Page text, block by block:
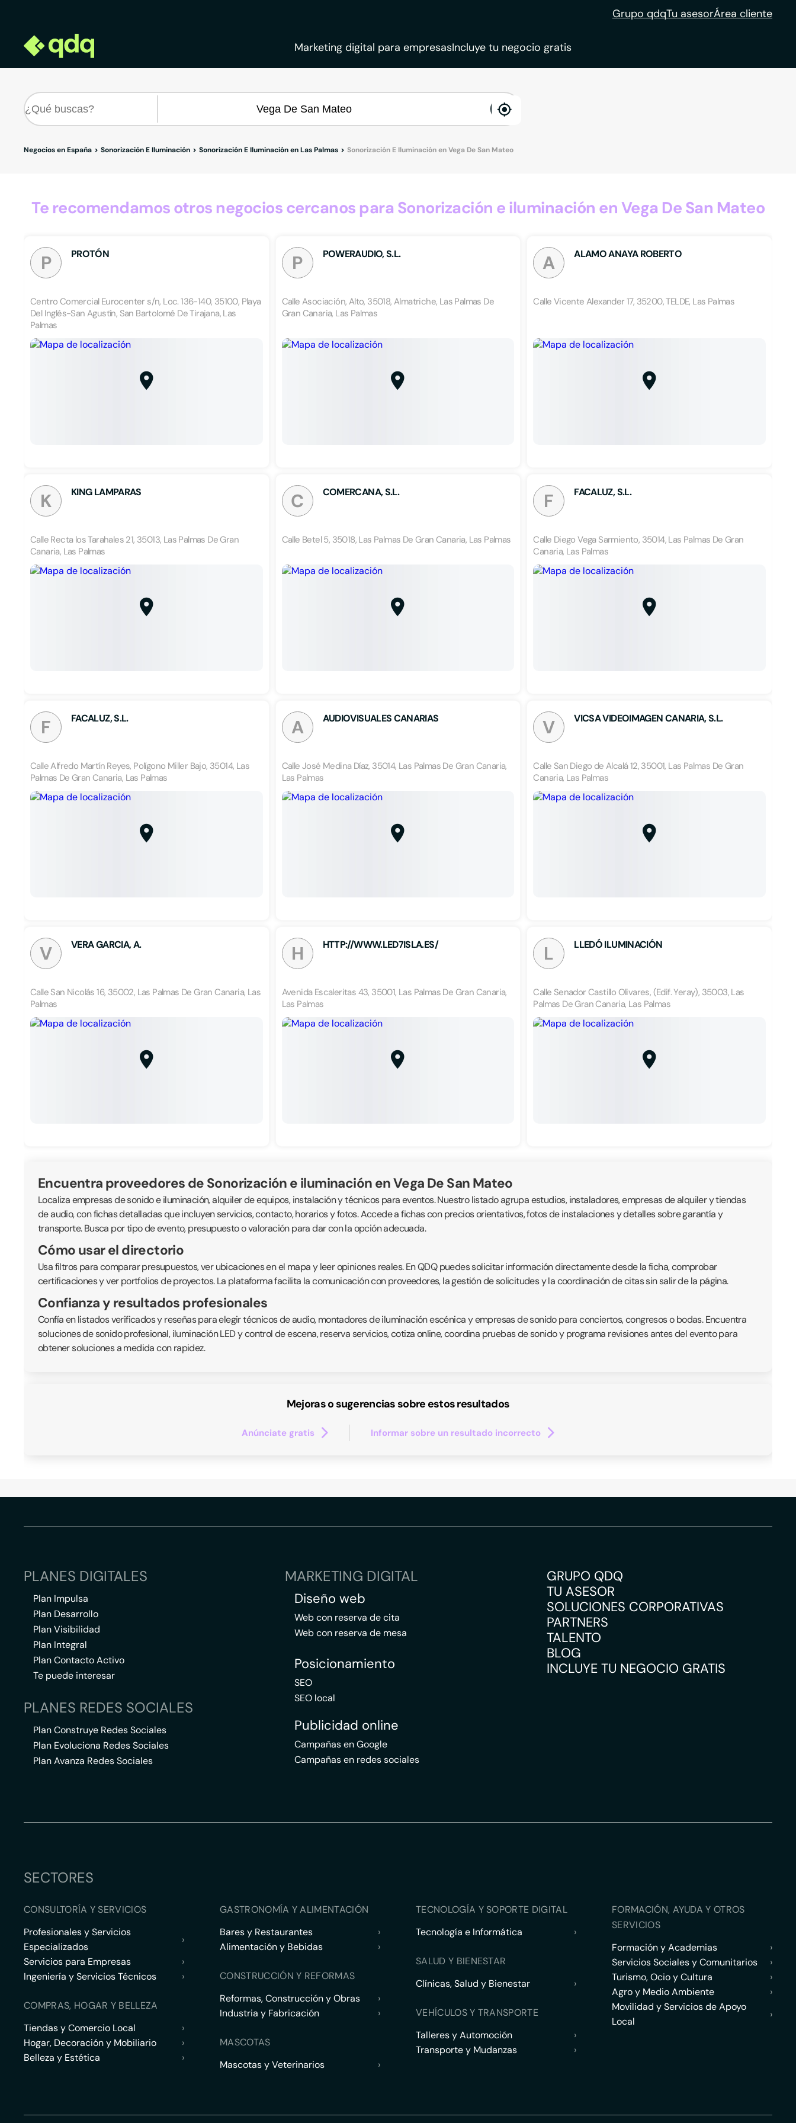
Grupo qdqTu asesorÁrea cliente
Marketing digital para empresasIncluye tu negocio gratis
enable
Negocios en España Sonorización E Iluminación Sonorización E Iluminación en Las Palmas Sonorización E Iluminación en Vega De San Mateo
Te recomendamos otros negocios cercanos para Sonorización e iluminación en Vega De San Mateo
P PROTÓN
Centro Comercial Eurocenter s/n, Loc. 136-140, 35100, Playa
Del Inglés-San Agustín, San Bartolomé De Tirajana, Las
Palmas
P POWERAUDIO, S.L.
Calle Asociación, Alto, 35018, Almatriche, Las Palmas De
Gran Canaria, Las Palmas
A ALAMO ANAYA ROBERTO
Calle Vicente Alexander 17, 35200, TELDE, Las Palmas
K KING LAMPARAS
Calle Recta los Tarahales 21, 35013, Las Palmas De Gran
Canaria, Las Palmas
C COMERCANA, S.L.
Calle Betel 5, 35018, Las Palmas De Gran Canaria, Las Palmas
F FACALUZ, S.L.
Calle Diego Vega Sarmiento, 35014, Las Palmas De Gran
Canaria, Las Palmas
F FACALUZ, S.L.
Calle Alfredo Martín Reyes, Polígono Miller Bajo, 35014, Las
Palmas De Gran Canaria, Las Palmas
A AUDIOVISUALES CANARIAS
Calle José Medina Díaz, 35014, Las Palmas De Gran Canaria,
Las Palmas
V VICSA VIDEOIMAGEN CANARIA, S.L.
Calle San Diego de Alcalá 12, 35001, Las Palmas De Gran
Canaria, Las Palmas
V VERA GARCIA, A.
Calle San Nicolás 16, 35002, Las Palmas De Gran Canaria, Las
Palmas
H HTTP://WWW.LED7ISLA.ES/
Avenida Escaleritas 43, 35001, Las Palmas De Gran Canaria,
Las Palmas
L LLEDÓ ILUMINACIÓN
Calle Senador Castillo Olivares, (Edif. Yeray), 35003, Las
Palmas De Gran Canaria, Las Palmas
Encuentra proveedores de Sonorización e iluminación en Vega De San Mateo
Localiza empresas de sonido e iluminación, alquiler de equipos, instalación y técnicos para eventos. Nuestro listado agrupa estudios, instaladores, empresas de alquiler y tiendas
de audio, con fichas detalladas que incluyen servicios, contacto, horarios y fotos. Accede a fichas con precios orientativos, fotos de instalaciones y detalles sobre garantía y
transporte. Busca por tipo de evento, presupuesto o valoración para dar con la opción adecuada.
Cómo usar el directorio
Usa filtros para comparar presupuestos, ver ubicaciones en el mapa y leer opiniones reales. En QDQ puedes solicitar información directamente desde la ficha, comprobar
certificaciones y ver portfolios de proyectos. La plataforma facilita la comunicación con proveedores, la gestión de solicitudes y la coordinación de citas sin salir de la página.
Confianza y resultados profesionales
Confía en listados verificados y reseñas para elegir técnicos de audio, montadores de iluminación escénica y empresas de sonido para conciertos, congresos o bodas. Encuentra
soluciones de sonido profesional, iluminación LED y control de escena, reserva servicios, cotiza online, coordina pruebas de sonido y programa revisiones antes del evento para
obtener soluciones a medida con rapidez.
Mejoras o sugerencias sobre estos resultados
Anúnciate gratis Informar sobre un resultado incorrecto
PLANES DIGITALES
Plan Impulsa
Plan Desarrollo
Plan Visibilidad
Plan Integral
Plan Contacto Activo
Te puede interesar
PLANES REDES SOCIALES
Plan Construye Redes Sociales
Plan Evoluciona Redes Sociales
Plan Avanza Redes Sociales
MARKETING DIGITAL
Diseño web
Web con reserva de cita
Web con reserva de mesa
Posicionamiento
SEO
SEO local
Publicidad online
Campañas en Google
Campañas en redes sociales
GRUPO QDQ
TU ASESOR
SOLUCIONES CORPORATIVAS
PARTNERS
TALENTO
BLOG
INCLUYE TU NEGOCIO GRATIS
SECTORES
CONSULTORÍA Y SERVICIOS
Profesionales y Servicios
Especializados
›
Servicios para Empresas
›
Ingeniería y Servicios Técnicos
›
COMPRAS, HOGAR Y BELLEZA
Tiendas y Comercio Local
›
Hogar, Decoración y Mobiliario
›
Belleza y Estética
›
GASTRONOMÍA Y ALIMENTACIÓN
Bares y Restaurantes
›
Alimentación y Bebidas
›
CONSTRUCCIÓN Y REFORMAS
Reformas, Construcción y Obras
›
Industria y Fabricación
›
MASCOTAS
Mascotas y Veterinarios
›
TECNOLOGÍA Y SOPORTE DIGITAL
Tecnología e Informática
›
SALUD Y BIENESTAR
Clínicas, Salud y Bienestar
›
VEHÍCULOS Y TRANSPORTE
Talleres y Automoción
›
Transporte y Mudanzas
›
FORMACIÓN, AYUDA Y OTROS
SERVICIOS
Formación y Academias
›
Servicios Sociales y Comunitarios
›
Turismo, Ocio y Cultura
›
Agro y Medio Ambiente
›
Movilidad y Servicios de Apoyo
Local
›